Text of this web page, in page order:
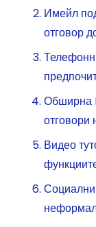
Имейл
отговор
Обширна
отговори
Видео